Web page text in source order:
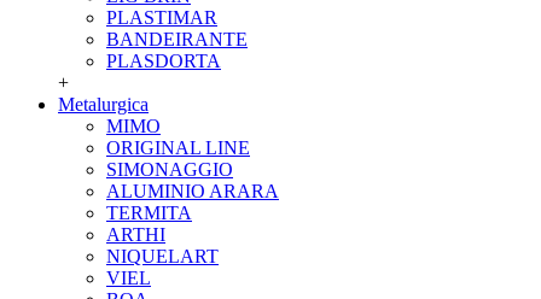
PLASTIMAR
BANDEIRANTE
PLASDORTA
+
Metalurgica
MIMO
ORIGINAL LINE
SIMONAGGIO
ALUMINIO ARARA
TERMITA
ARTHI
NIQUELART
VIEL